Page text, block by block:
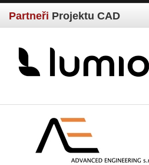
Partneři Projektu CAD